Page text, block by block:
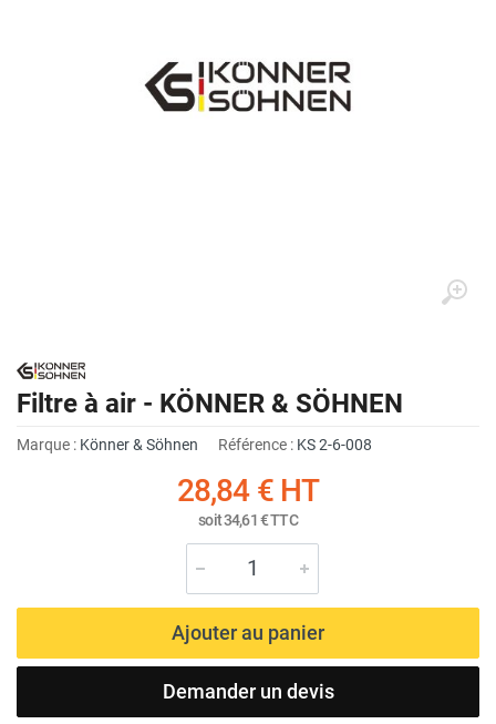
Filtre à air - KÖNNER & SÖHNEN
Marque : Könner & Söhnen Référence : KS 2-6-008
28,84 €HT
soit34,61 €TTC
Ajouter au panier
Demander un devis